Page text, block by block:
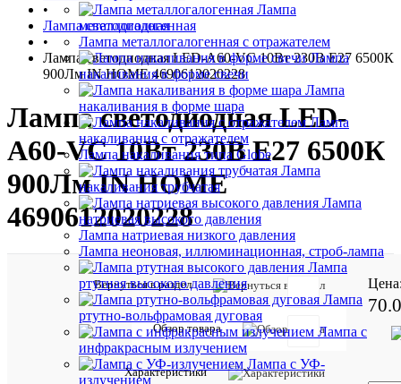
Лампа
металлогалогенная
Лампа металлогалогенная с отражателем
Лампа
накаливания в форме свечи
Лампа
накаливания в форме шара
Лампа
накаливания с отражателем
Лампа накаливания типа Globe
Лампа
накаливания трубчатая
Лампа
натриевая высокого давления
Лампа натриевая низкого давления
Лампа неоновая, иллюминационная, строб-лампа
Лампа
ртутная высокого давления
Лампа
ртутно-вольфрамовая дуговая
Лампа с
инфракрасным излучением
Лампа с УФ-
излучением
•
Лампа светодиодная
•
Лампа светодиодная LED-A60-VC 10Вт 230В E27 6500К
900Лм IN HOME 4690612020228
Лампа светодиодная LED-
A60-VC 10Вт 230В E27 6500К
900Лм IN HOME
4690612020228
Вернуться в раздел
Обзор товара
Характеристики